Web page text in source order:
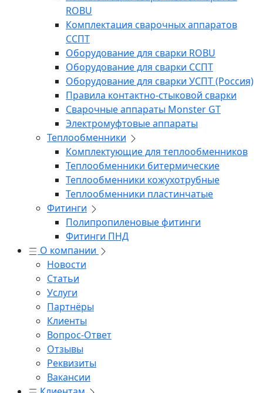
ROBU
Комплектация сварочных аппаратов
ССПТ
Оборудование для сварки ROBU
Оборудование для сварки ССПТ
Оборудование для сварки УСПТ (Россия)
Правила контактно-стыковой сварки
Сварочные аппараты Monster GT
Электромуфтовые аппараты
Теплообменники
Комплектующие для теплообменников
Теплообменники битермические
Теплообменники кожухотрубные
Теплообменники пластинчатые
Фитинги
Полипропиленовые фитинги
Фитинги ПНД
О компании
Новости
Статьи
Услуги
Партнёры
Клиенты
Вопрос-Ответ
Отзывы
Реквизиты
Вакансии